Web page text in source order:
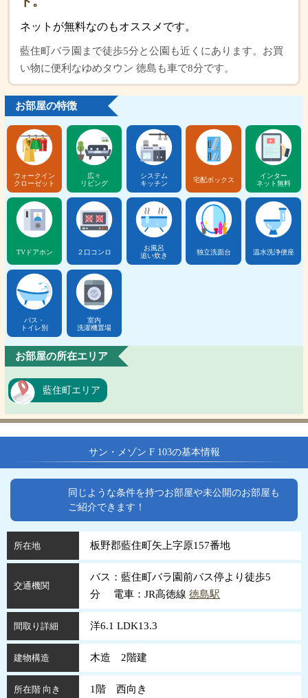
ネットが無料なのもオススメです。
藍住町バラ園まで徒歩5分と公園も近くにあります。お買
い物に便利なゆめタウン 徳島も車で8分です。
お部屋の特徴
ウォークイン
クローゼット
広々
リビング
システム
キッチン
宅配ボックス
インター
ネット無料
TVドアホン ２口コンロ
お風呂
追い炊き
独立洗面台 温水洗浄便座
バス・
トイレ別
室内
洗濯機置場
お部屋の所在エリア
藍住町エリア
サン・メゾン F 103の基本情報
同じような条件を持つお部屋や未公開のお部屋も
ご紹介できます！
所在地 板野郡藍住町矢上字原157番地
交通機関
バス：藍住町バラ園前バス停より徒歩5
分 電車：JR高徳線 徳島駅
間取り詳細 洋6.1 LDK13.3
建物構造 木造 2階建
所在階 向き 1階 西向き